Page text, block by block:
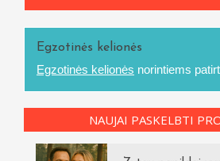
Egzotinės kelionės
Egzotinės kelionės norintiems
NAUJAI PASKELBTI